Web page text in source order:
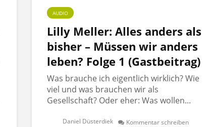
AUDIO
Lilly Meller: Alles anders als
bisher – Müssen wir anders
leben? Folge 1 (Gastbeitrag)
Was brauche ich eigentlich wirklich? Wie
viel und was brauchen wir als
Gesellschaft? Oder eher: Was wollen...
Daniel Düsterdiek Kommentar schreiben